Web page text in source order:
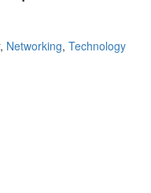
, Networking, Technology